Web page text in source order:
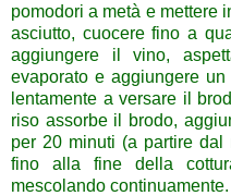
pomodori a metà e mettere
asciutto, cuocere fino a
aggiungere il vino,
evaporato e aggiungere
lentamente a versare il
riso assorbe il brodo,
per 20 minuti (a partire dal
fino alla fine della
mescolando continuamente.